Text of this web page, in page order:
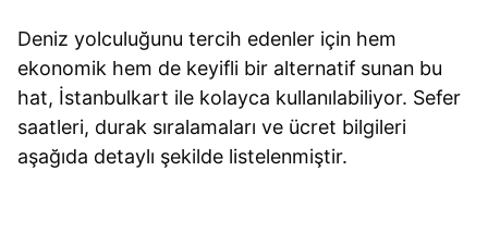
Deniz yolculuğunu tercih edenler için hem
ekonomik hem de keyifli bir alternatif sunan bu
hat, İstanbulkart ile kolayca kullanılabiliyor. Sefer
saatleri, durak sıralamaları ve ücret bilgileri
aşağıda detaylı şekilde listelenmiştir.